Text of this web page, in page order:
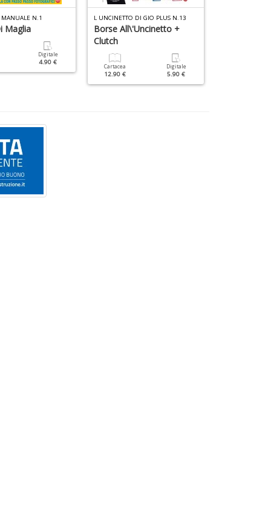
N.1
Maglia
Digitale
4.90 €
L UNCINETTO DI GIO PLUS N.13
Borse All\'Uncinetto +
Clutch
Cartacea
12.90 €
Digitale
5.90 €